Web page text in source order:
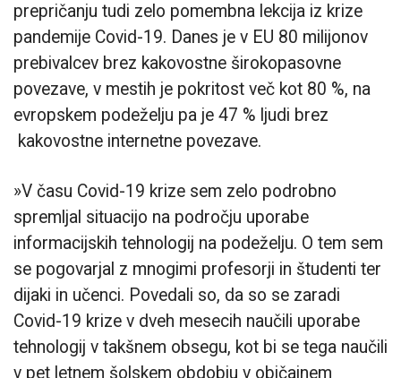
prepričanju tudi zelo pomembna lekcija iz krize
pandemije Covid-19. Danes je v EU 80 milijonov
prebivalcev brez kakovostne širokopasovne
povezave, v mestih je pokritost več kot 80 %, na
evropskem podeželju pa je 47 % ljudi brez
kakovostne internetne povezave.
»V času Covid-19 krize sem zelo podrobno
spremljal situacijo na področju uporabe
informacijskih tehnologij na podeželju. O tem sem
se pogovarjal z mnogimi profesorji in študenti ter
dijaki in učenci. Povedali so, da so se zaradi
Covid-19 krize v dveh mesecih naučili uporabe
tehnologij v takšnem obsegu, kot bi se tega naučili
v pet letnem šolskem obdobju v običajnem